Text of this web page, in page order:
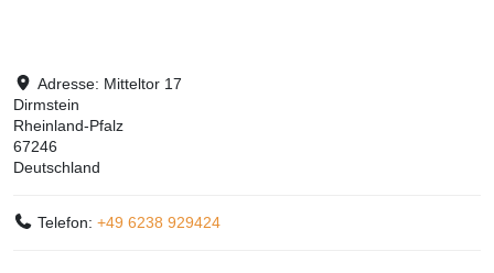
Adresse: Mitteltor 17
Dirmstein
Rheinland-Pfalz
67246
Deutschland
Telefon:+49 6238 929424